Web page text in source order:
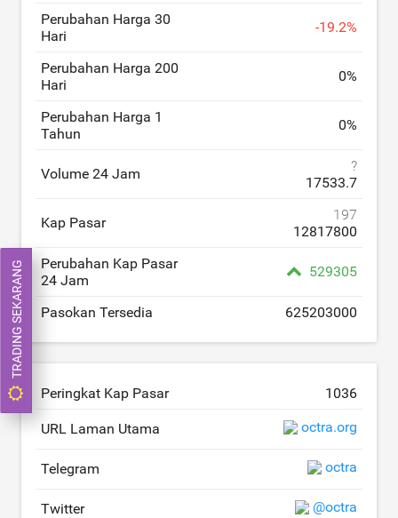
Perubahan Harga 30
Hari
-19.2%
Perubahan Harga 200
Hari
0%
Perubahan Harga 1
Tahun
0%
Volume 24 Jam
?
17533.7
Kap Pasar
197
12817800
Perubahan Kap Pasar
24 Jam
529305
Pasokan Tersedia 625203000
Peringkat Kap Pasar 1036
URL Laman Utama octra.org
Telegram octra
Twitter @octra
TRADING SEKARANG